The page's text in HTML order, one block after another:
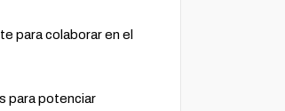
para colaborar en el
para potenciar